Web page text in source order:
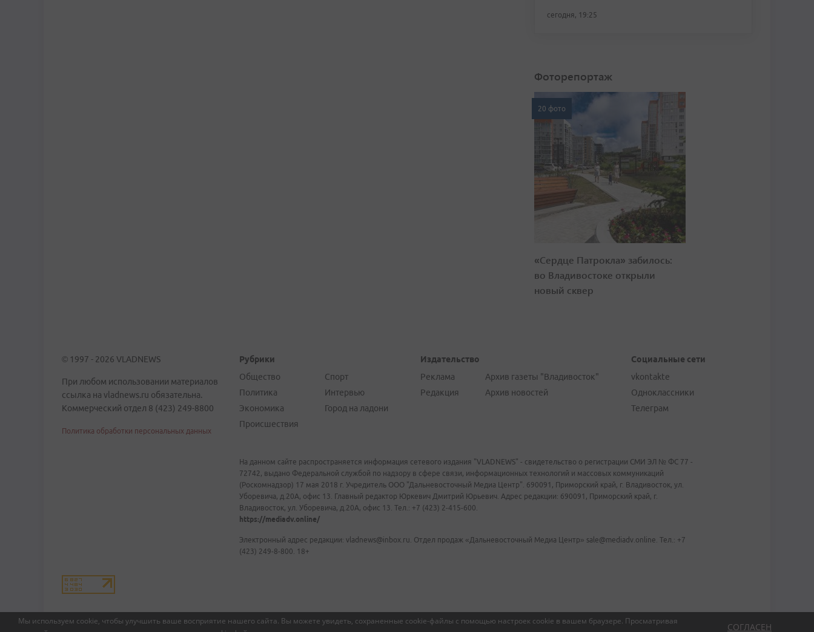
Мы используем cookie, чтобы улучшить ваше восприятие нашего сайта. Вы можете увидеть, сохраненные cookie-файлы с помощью настроек cookie в вашем браузере. Просматривая
СОГЛАСЕН
сегодня, 19:25
Фоторепортаж
20 фото
«Сердце Патрокла» забилось:
во Владивостоке открыли
новый сквер
© 1997 - 2026 VLADNEWS
При любом использовании материалов
ссылка на vladnews.ru обязательна.
Коммерческий отдел 8 (423) 249-8800
Политика обработки персональных данных
Рубрики
Общество
Политика
Экономика
Происшествия
Спорт
Интервью
Город на ладони
Издательство
Реклама
Редакция
Архив газеты "Владивосток"
Архив новостей
Социальные сети
vkontakte
Одноклассники
Телеграм
На данном сайте распространяется информация сетевого издания "VLADNEWS" - свидетельство о регистрации СМИ ЭЛ № ФС 77 -
72742, выдано Федеральной службой по надзору в сфере связи, информационных технологий и массовых коммуникаций
(Роскомнадзор) 17 мая 2018 г. Учредитель ООО "Дальневосточный Медиа Центр". 690091, Приморский край, г. Владивосток, ул.
Уборевича, д.20А, офис 13. Главный редактор Юркевич Дмитрий Юрьевич. Адрес редакции: 690091, Приморский край, г.
Владивосток, ул. Уборевича, д.20А, офис 13. Тел.: +7 (423) 2-415-600.
https://mediadv.online/
Электронный адрес редакции: vladnews@inbox.ru. Отдел продаж «Дальневосточный Медиа Центр» sale@mediadv.online. Тел.: +7
(423) 249-8-800. 18+